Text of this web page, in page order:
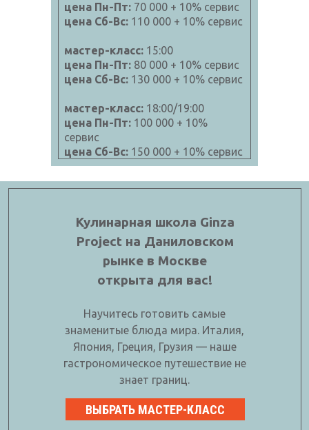
цена Пн-Пт: 70 000 + 10% сервис
цена Сб-Вс: 110 000 + 10% сервис
мастер-класс: 15:00
цена Пн-Пт: 80 000 + 10% сервис
цена Сб-Вс: 130 000 + 10% сервис
мастер-класс: 18:00/19:00
цена Пн-Пт: 100 000 + 10%
сервис
цена Сб-Вс: 150 000 + 10% сервис
Кулинарная школа Ginza
Project на Даниловском
рынке в Москве
открыта для вас!
Научитесь готовить самые
знаменитые блюда мира. Италия,
Япония, Греция, Грузия — наше
гастрономическое путешествие не
знает границ.
ВЫБРАТЬ МАСТЕР-КЛАСС